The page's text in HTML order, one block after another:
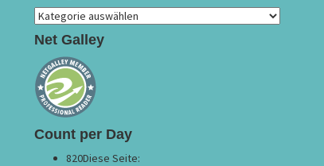
Kategorien
Net Galley
Count per Day
820Diese Seite: